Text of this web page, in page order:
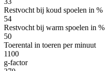
Restvocht bij koud spoelen in %
54
Restvocht bij warm spoelen in %
50
Toerental in toeren per minuut
1100
g-factor